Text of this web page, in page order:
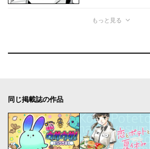
もっと見る
同じ掲載誌の作品